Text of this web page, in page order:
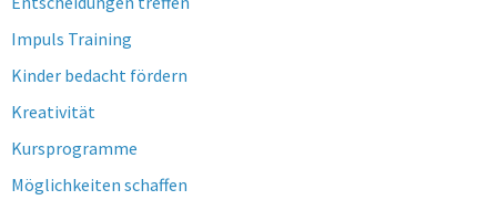
Impuls Training
Kinder bedacht fördern
Kreativität
Kursprogramme
Möglichkeiten schaffen